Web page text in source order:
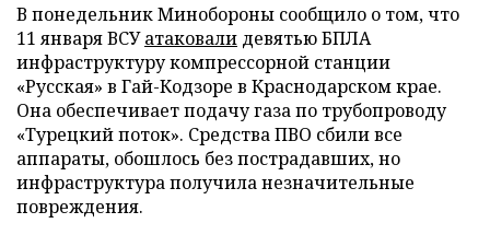
В понедельник Минобороны сообщило о том, что
11 января ВСУатаковали девятью БПЛА
инфраструктуру компрессорной станции
«Русская» в Гай-Кодзоре в Краснодарском крае.
Она обеспечивает подачу газа по трубопроводу
«Турецкий поток». Средства ПВО сбили все
аппараты, обошлось без пострадавших, но
инфраструктура получила незначительные
повреждения.